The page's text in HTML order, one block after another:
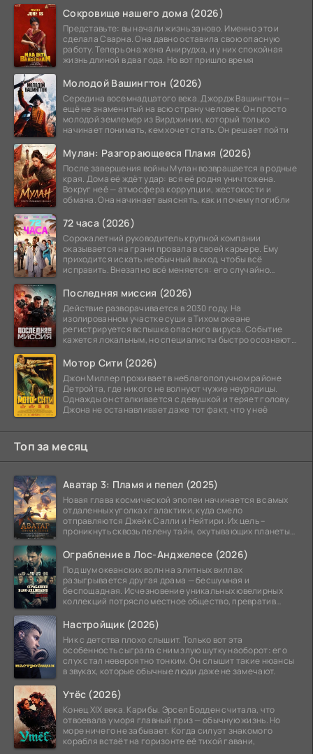
Сокровище нашего дома (2026)
Представьте: вы начали жизнь заново. Именно это и
сделала Сварна. Она давно оставила свою опасную
работу. Теперь она жена Анирудха, и у них спокойная
жизнь длиной в два года. Но вот пришло время
Молодой Вашингтон (2026)
Середина восемнадцатого века. Джордж Вашингтон —
ещё не знаменитый на всю страну человек. Он просто
молодой землемер из Вирджинии, который только
начинает понимать, кем хочет стать. Он решает пойти
Мулан: Разгорающееся Пламя (2026)
После завершения войны Мулан возвращается в родные
края. Дома её ждёт удар: вся её родня уничтожена.
Вокруг неё — атмосфера коррупции, жестокости и
обмана. Она начинает выяснять, как и почему погибли
72 часа (2026)
Сорокалетний руководитель крупной компании
оказывается на грани провала в своей карьере. Ему
приходится искать необычный выход, чтобы всё
исправить. Внезапно всё меняется: его случайно
Последняя миссия (2026)
Действие разворачивается в 2030 году. На
изолированном участке суши в Тихом океане
регистрируется вспышка опасного вируса. Событие
кажется локальным, но специалисты быстро осознают:
Мотор Сити (2026)
Джон Миллер проживает в неблагополучном районе
Детройта, где никого не волнуют чужие неурядицы.
Однажды он сталкивается с девушкой и теряет голову.
Джона не останавливает даже тот факт, что у неё
Топ за месяц
Аватар 3: Пламя и пепел (2025)
Новая глава космической эпопеи начинается в самых
отдаленных уголках галактики, куда смело
отправляются Джейк Салли и Нейтири. Их цель –
проникнуть сквозь пелену тайн, окутывающих планеты
Ограбление в Лос-Анджелесе (2026)
Под шум океанских волн на элитных виллах
разыгрывается другая драма — бесшумная и
беспощадная. Исчезновение уникальных ювелирных
коллекций потрясло местное общество, превратив
Настройщик (2026)
Ник с детства плохо слышит. Только вот эта
особенность сыграла с ним злую шутку наоборот: его
слух стал невероятно тонким. Он слышит такие нюансы
в звуках, которые обычные люди даже не замечают.
Утёс (2026)
Конец XIX века. Карибы. Эрсел Бодден считала, что
отвоевала у моря главный приз — обычную жизнь. Но
море ничего не забывает. Когда силуэт знакомого
корабля встаёт на горизонте её тихой гавани,